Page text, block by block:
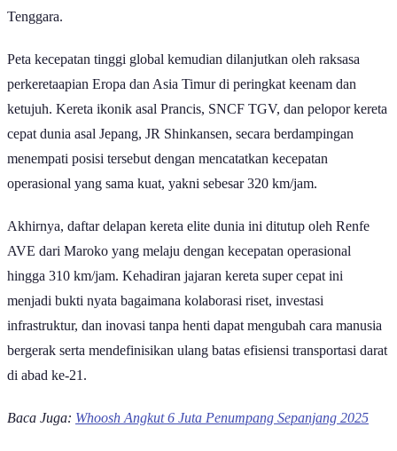
Tenggara.
Peta kecepatan tinggi global kemudian dilanjutkan oleh raksasa
perkeretaapian Eropa dan Asia Timur di peringkat keenam dan
ketujuh. Kereta ikonik asal Prancis, SNCF TGV, dan pelopor kereta
cepat dunia asal Jepang, JR Shinkansen, secara berdampingan
menempati posisi tersebut dengan mencatatkan kecepatan
operasional yang sama kuat, yakni sebesar 320 km/jam.
Akhirnya, daftar delapan kereta elite dunia ini ditutup oleh Renfe
AVE dari Maroko yang melaju dengan kecepatan operasional
hingga 310 km/jam. Kehadiran jajaran kereta super cepat ini
menjadi bukti nyata bagaimana kolaborasi riset, investasi
infrastruktur, dan inovasi tanpa henti dapat mengubah cara manusia
bergerak serta mendefinisikan ulang batas efisiensi transportasi darat
di abad ke-21.
Baca Juga: Whoosh Angkut 6 Juta Penumpang Sepanjang 2025